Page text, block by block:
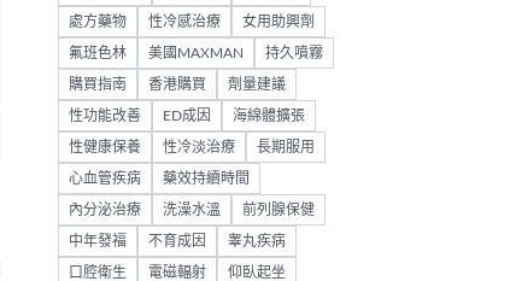
處方藥物 性冷感治療 女用助興劑
氟班色林 美國MAXMAN 持久噴霧
購買指南 香港購買 劑量建議
性功能改善 ED成因 海綿體擴張
性健康保養 性冷淡治療 長期服用
心血管疾病 藥效持續時間
內分泌治療 洗澡水溫 前列腺保健
中年發福 不育成因 睾丸疾病
口腔衛生 電磁輻射 仰臥起坐